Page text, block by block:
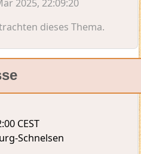
dieses Thema.
CEST
Schnelsen